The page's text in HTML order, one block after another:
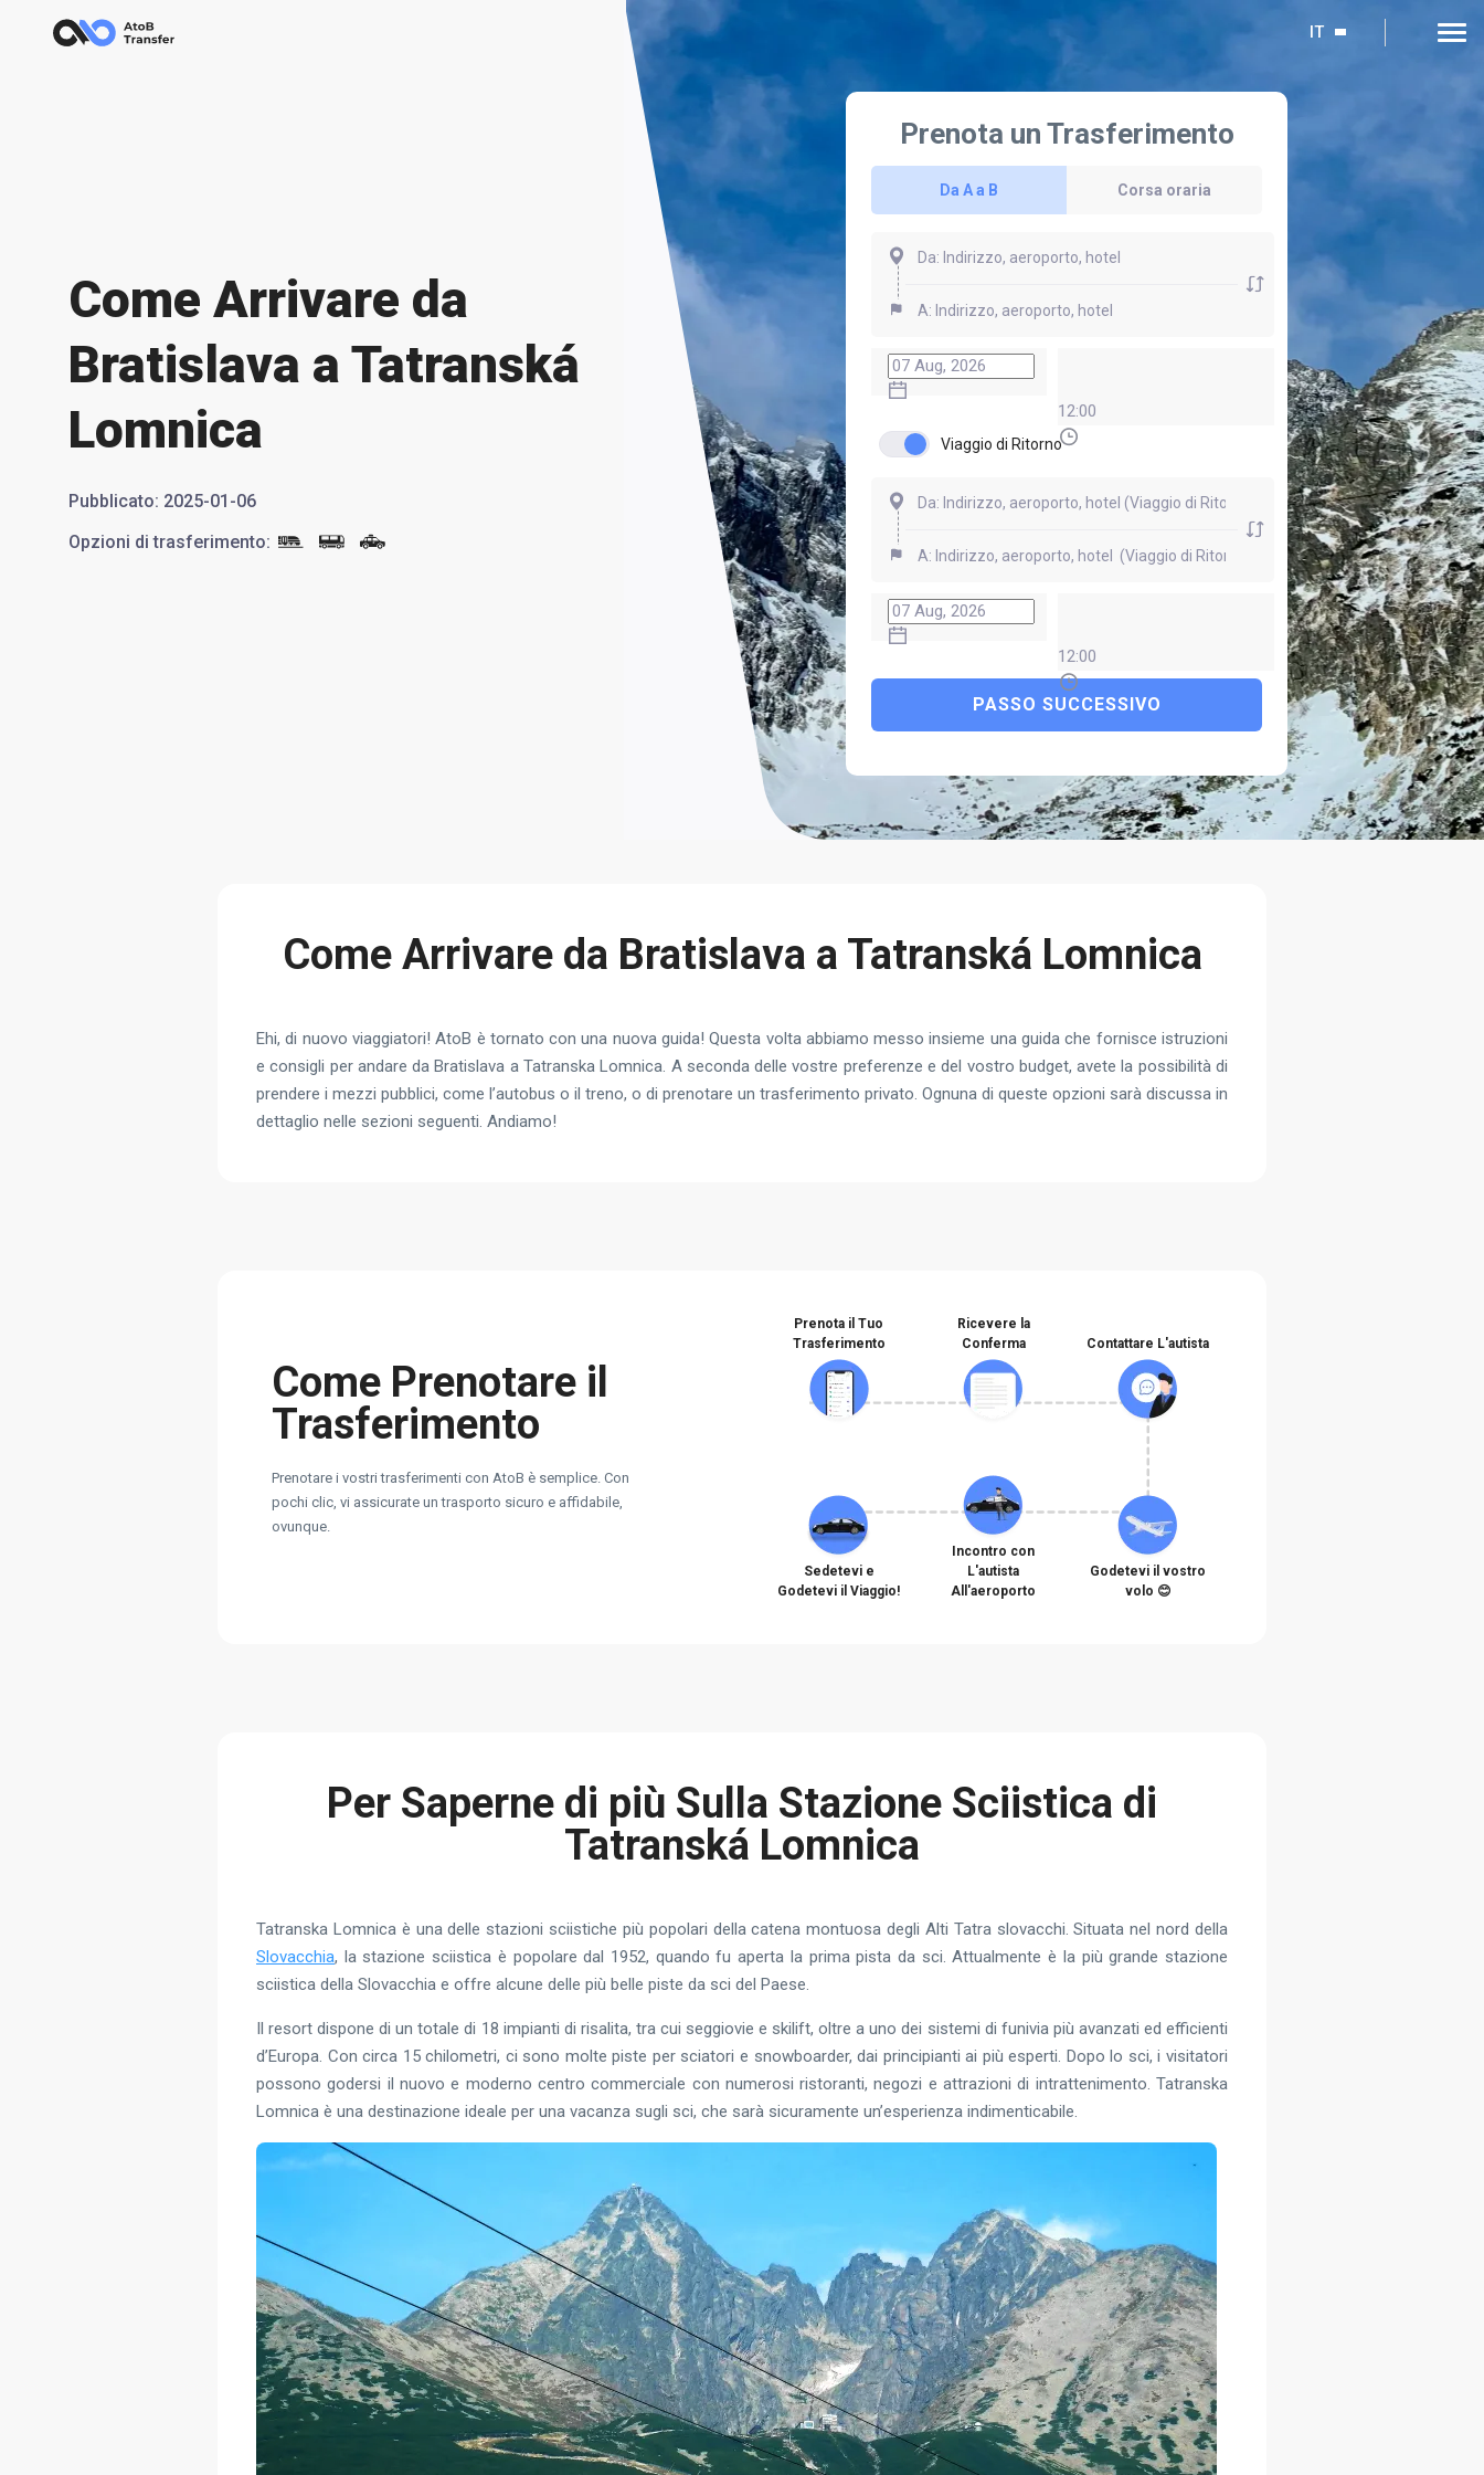
IT
Come Arrivare da
Bratislava a Tatranská
Lomnica
Pubblicato: 2025-01-06
Opzioni di trasferimento:
Prenota un Trasferimento
Da A a B Corsa oraria
12:00
Viaggio di Ritorno
12:00
PASSO SUCCESSIVO
Come Arrivare da Bratislava a Tatranská Lomnica
Ehi, di nuovo viaggiatori! AtoB è tornato con una nuova guida! Questa volta abbiamo messo insieme una guida che fornisce istruzioni
e consigli per andare da Bratislava a Tatranska Lomnica. A seconda delle vostre preferenze e del vostro budget, avete la possibilità di
prendere i mezzi pubblici, come l’autobus o il treno, o di prenotare un trasferimento privato. Ognuna di queste opzioni sarà discussa in
dettaglio nelle sezioni seguenti. Andiamo!
Come Prenotare il
Trasferimento
Prenotare i vostri trasferimenti con AtoB è semplice. Con
pochi clic, vi assicurate un trasporto sicuro e affidabile,
ovunque.
Prenota il Tuo
Trasferimento
Ricevere la
Conferma
Contattare L'autista
Sedetevi e
Godetevi il Viaggio!
Incontro con
L'autista
All'aeroporto
Godetevi il vostro
volo 😊
Per Saperne di più Sulla Stazione Sciistica di
Tatranská Lomnica
Tatranska Lomnica è una delle stazioni sciistiche più popolari della catena montuosa degli Alti Tatra slovacchi. Situata nel nord della
Slovacchia, la stazione sciistica è popolare dal 1952, quando fu aperta la prima pista da sci. Attualmente è la più grande stazione
sciistica della Slovacchia e offre alcune delle più belle piste da sci del Paese.
Il resort dispone di un totale di 18 impianti di risalita, tra cui seggiovie e skilift, oltre a uno dei sistemi di funivia più avanzati ed efficienti
d’Europa. Con circa 15 chilometri, ci sono molte piste per sciatori e snowboarder, dai principianti ai più esperti. Dopo lo sci, i visitatori
possono godersi il nuovo e moderno centro commerciale con numerosi ristoranti, negozi e attrazioni di intrattenimento. Tatranska
Lomnica è una destinazione ideale per una vacanza sugli sci, che sarà sicuramente un’esperienza indimenticabile.